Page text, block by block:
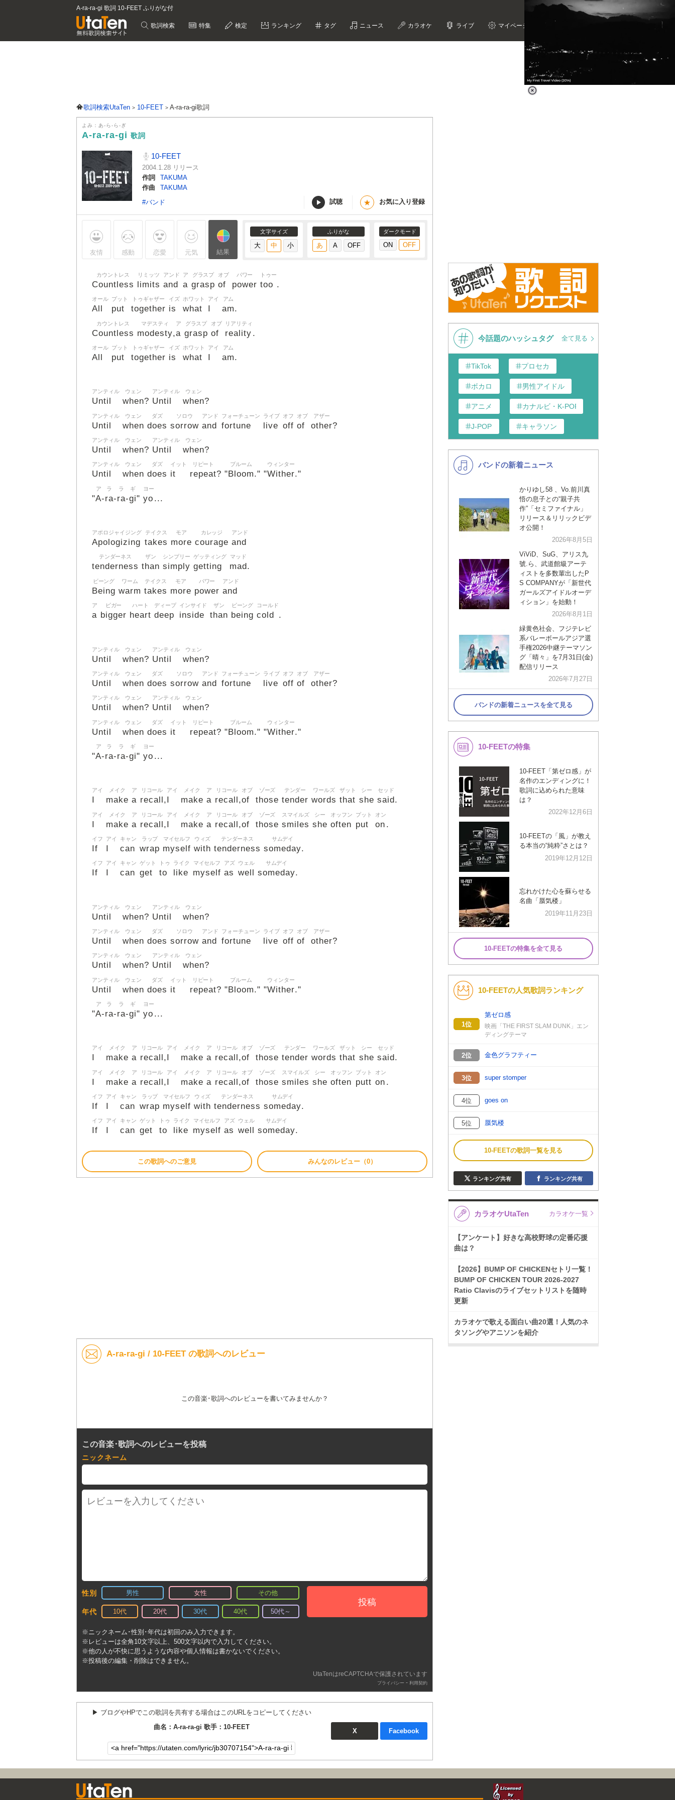
A-ra-ra-gi 歌詞 10-FEET ふりがな付
歌詞検索 特集 検定 ランキング タグ ニュース カラオケ ライブ マイページ
歌詞検索UtaTen 10-FEET A-ra-ra-gi歌詞
よみ：あ-ら-ら-ぎ
A-ra-ra-gi 歌詞
10-FEET
2004.1.28 リリース
作詞
TAKUMA
作曲
TAKUMA
#バンド
試聴 ★ お気に入り登録
友情 感動 恋愛 元気 結果
文字サイズ ふりがな ダークモード
Countless
カウントレス
limits
リミッツ
and
アンド
a
ア
grasp
グラスプ
of
オブ
power
パワー
too
トゥー
.
All
オール
put
プット
together
トゥギャザー
is
イズ
what
ホワット アイ
am
アム
.
Countless
カウントレス
modesty
マデスティ
,a
ア
grasp
グラスプ
of
オブ
reality
リアリティ
.
All
オール
put
プット
together
トゥギャザー
is
イズ
what
ホワット
I
アイ
am
アム
.
Until
アンティル
when
ウェン
? Until
アンティル
when
ウェン
?
Until
アンティル
when
ウェン
does
ダズ
sorrow
ソロウ
and
アンド
fortune
フォーチューン
live
ライブ
off
オフ
of
オブ
other
アザー
?
Until
アンティル
when
ウェン
? Until
アンティル
when
ウェン
?
Until
アンティル
when
ウェン
does
ダズ
it
イット
repeat
リピート
? " Bloom
ブルーム
." "Wither
ウィンター
."
"A
ア
-ra
ラ
-ra
ラ
-gi
ギ
" yo
ヨー
...
Apologizing
アポロジャイジング
takes
テイクス
more
モア
courage
カレッジ
and
アンド
tenderness
テンダーネス
than
ザン
simply
シンプリー
getting
ゲッティング
mad
マッド
.
Being
ビーング
warm
ワーム
takes
テイクス
more
モア
power
パワー
and
アンド
a
ア
bigger
ビガー
heart
ハート
deep
ディープ
inside
インサイド
than
ザン
being
ビーング
cold
コールド
.
Until
アンティル
when
ウェン
? Until
アンティル
when
ウェン
?
Until
アンティル
when
ウェン
does
ダズ
sorrow
ソロウ
and
アンド
fortune
フォーチューン
live
ライブ
off
オフ
of
オブ
other
アザー
?
Until
アンティル
when
ウェン
? Until
アンティル
when
ウェン
?
Until
アンティル
when
ウェン
does
ダズ
it
イット
repeat
リピート
? "Bloom
ブルーム
." "Wither
ウィンター
."
"A
ア
-ra
ラ
-ra
ラ
-gi
ギ
" yo
ヨー
...
アイ
make
メイク
a
ア
recall
リコール
,
アイ
make
メイク
a
ア
recall
リコール
,of
オブ
those
ゾーズ
tender
テンダー
words
ワールズ
that
ザット
she
シー
said
セッド
.
I
アイ
make
メイク
a
ア
recall
リコール
,I
アイ
make
メイク
a
ア
recall
リコール
,of
オブ
those
ゾーズ
smiles
スマイルズ
she
シー
often
オッフン
put
プット
on
オン
.
If
イフ
I
アイ
can
キャン
wrap
ラップ
myself
マイセルフ
with
ウィズ
tenderness
テンダーネス
someday
サムデイ
.
If
イフ アイ
can
キャン
get
ゲット
to
トゥ
like
ライク
myself
マイセルフ
as
アズ
well
ウェル
someday
サムデイ
.
Until
アンティル
when
ウェン
? Until
アンティル
when
ウェン
?
Until
アンティル
when
ウェン
does
ダズ
sorrow
ソロウ
and
アンド
fortune
フォーチューン
live
ライブ
off
オフ
of
オブ
other
アザー
?
Until
アンティル
when
ウェン
? Until
アンティル
when
ウェン
?
Until
アンティル
when
ウェン
does
ダズ
it
イット
repeat
リピート
? "Bloom
ブルーム
." "Wither
ウィンター
."
"A
ア
-ra
ラ
-ra
ラ
-gi
ギ
" yo
ヨー
...
アイ
make
メイク
a
ア
recall
リコール
,
アイ
make
メイク
a
ア
recall
リコール
,of
オブ
those
ゾーズ
tender
テンダー
words
ワールズ
that
ザット
she
シー
said
セッド
.
I
アイ
make
メイク
a
ア
recall
リコール
,I
アイ
make
メイク
a
ア
recall
リコール
,of
オブ
those
ゾーズ
smiles
スマイルズ
she
シー
often
オッフン
putt
プット
on
オン
.
If
イフ
I
アイ
can
キャン
wrap
ラップ
myself
マイセルフ
with
ウィズ
tenderness
テンダーネス
someday
サムデイ
.
If
イフ アイ
can
キャン
get
ゲット
to
トゥ
like
ライク
myself
マイセルフ
as
アズ
well
ウェル
someday
サムデイ
.
この歌詞へのご意見 みんなのレビュー（0）
A-ra-ra-gi / 10-FEET の歌詞へのレビュー
この音楽･歌詞へのレビューを書いてみませんか？
この音楽･歌詞へのレビューを投稿
ニックネーム
性別 男性 女性 その他
年代 10代 20代 30代 40代 50代～
投稿
※ニックネーム･性別･年代は初回のみ入力できます。
※レビューは全角10文字以上、500文字以内で入力してください。
※他の人が不快に思うような内容や個人情報は書かないでください。
※投稿後の編集・削除はできません。
UtaTenはreCAPTCHAで保護されています
プライバシー - 利用契約
▶︎ ブログやHPでこの歌詞を共有する場合はこのURLをコピーしてください
曲名：A-ra-ra-gi 歌手：10-FEET
X Facebook
Loaded:
今話題のハッシュタグ 全て見る
TikTok プロセカ
ボカロ 男性アイドル
アニメ カナルビ・K-POP和訳
J-POP キャラソン
K-POP バンド
洋楽
VTuber ディズニー
バンドの新着ニュース
かりゆし58 、Vo.前川真
悟の息子との“親子共
作”「セミファイナル」
リリース＆リリックビデ
オ公開！
2026年8月5日
ViViD、SuG、アリス九
號.ら、武道館級アーテ
ィストを多数輩出したP
S COMPANYが「新世代
ガールズアイドルオーデ
ィション」を始動！
2026年8月1日
緑黄色社会、フジテレビ
系バレーボールアジア選
手権2026中継テーマソン
グ「晴々」を7月31日(金)
配信リリース
2026年7月27日
バンドの新着ニュースを全て見る
10-FEETの特集
10-FEET「第ゼロ感」が
名作のエンディングに！
歌詞に込められた意味
は？
2022年12月6日
10-FEETの「風」が教え
る本当の“純粋”さとは？
2019年12月12日
忘れかけた心を蘇らせる
名曲「蜃気楼」
2019年11月23日
10-FEETの特集を全て見る
10-FEETの人気歌詞ランキング
1位
第ゼロ感
映画「THE FIRST SLAM DUNK」エン
ディングテーマ
2位 金色グラフティー
3位 super stomper
4位 goes on
5位 蜃気楼
10-FEETの歌詞一覧を見る
ランキング共有 ランキング共有
カラオケUtaTen カラオケ一覧
【アンケート】好きな高校野球の定番応援
曲は？
【2026】BUMP OF CHICKENセトリ一覧！
BUMP OF CHICKEN TOUR 2026-2027
Ratio Clavisのライブセットリストを随時
更新
カラオケで歌える面白い曲20選！人気のネ
タソングやアニソンを紹介